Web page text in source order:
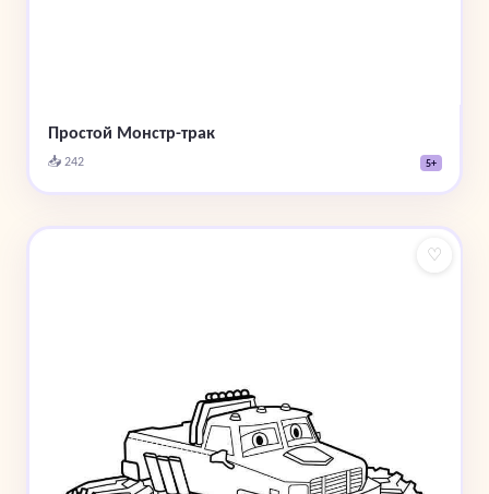
Простой Монстр-трак
📥 242 5+
♡